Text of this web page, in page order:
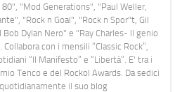
"Mod Generations", "Paul Weller,
"Rock n Goal", "Rock n Spor"t, Gil
Dylan Nero" e "Ray Charles- Il genio
con i mensili “Classic Rock”,
“Il Manifesto” e “Libertà”. E' tra i
Tenco e del Rockol Awards. Da sedici
il suo blog